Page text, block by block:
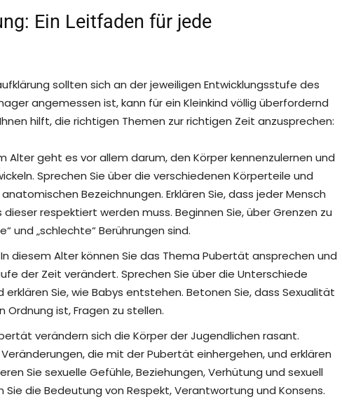
Ein Leitfaden für jede
sollten sich an der jeweiligen Entwicklungsstufe des
angemessen ist, kann für ein Kleinkind völlig überfordernd
hilft, die richtigen Themen zur richtigen Zeit anzusprechen:
Alter geht es vor allem darum, den Körper kennenzulernen und
Sprechen Sie über die verschiedenen Körperteile und
Bezeichnungen. Erklären Sie, dass jeder Mensch
respektiert werden muss. Beginnen Sie, über Grenzen zu
und „schlechte“ Berührungen sind.
In diesem Alter können Sie das Thema Pubertät ansprechen und
der Zeit verändert. Sprechen Sie über die Unterschiede
Sie, wie Babys entstehen. Betonen Sie, dass Sexualität
ist, Fragen zu stellen.
verändern sich die Körper der Jugendlichen rasant.
die mit der Pubertät einhergehen, und erklären
Sie sexuelle Gefühle, Beziehungen, Verhütung und sexuell
die Bedeutung von Respekt, Verantwortung und Konsens.